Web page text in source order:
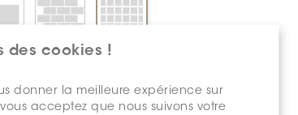
des cookies !
donner la meilleure expérience sur
acceptez que nous suivons votre